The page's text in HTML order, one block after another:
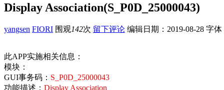
Display Association(S_P0D_25000043)
yangsen FIORI 围观142次 留下评论 编辑日期： 2019-08-28 字体
此APP实施相关信息：
模块：
GUI事务码： S_P0D_25000043
功能描述： Display Association